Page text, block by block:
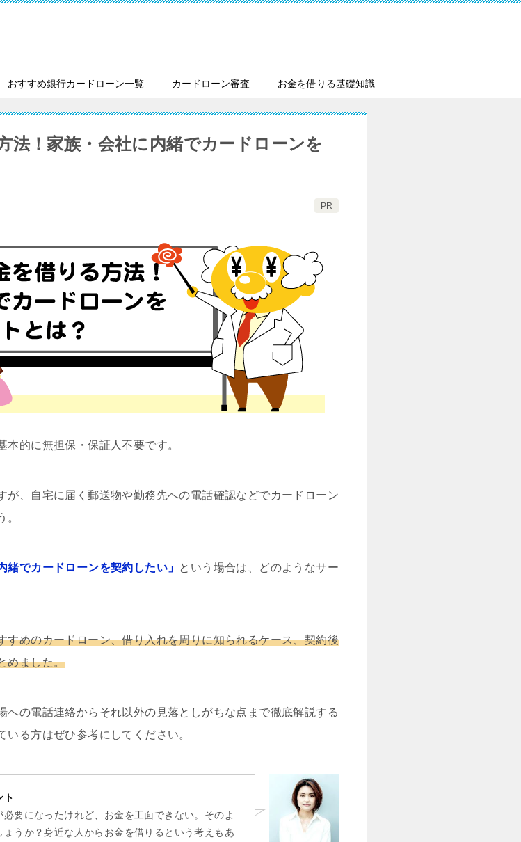
おすすめ銀行カードローン一覧 カードローン審査 お金を借りる基礎知識
法！家族・会社に内緒でカードローンを
PR
的に無担保・保証人不要です。
が、自宅に届く郵送物や勤務先への電話確認などでカードローン
。
緒でカードローンを契約したい」 という場合は、どのようなサー
すめのカードローン、借り入れを周りに知られるケース、契約後
めました。
への電話連絡からそれ以外の見落としがちな点まで徹底解説する
いる方はぜひ参考にしてください。
ト
要になったけれど、お金を工面できない。そのよ
うか？身近な人からお金を借りるという考えもあ